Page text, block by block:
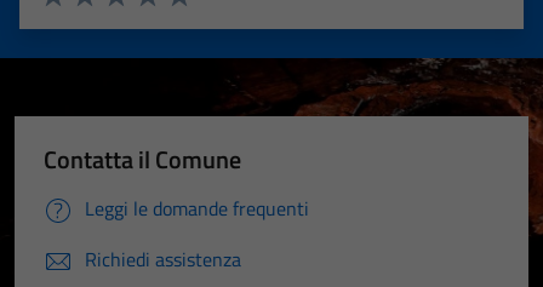
Valuta 5 stelle su 5
Valuta 4 stelle su 5
Valuta 3 stelle su 5
Valuta 2 stelle su 5
Valuta 1 stelle su 5
Contatta il Comune
Leggi le domande frequenti
Richiedi assistenza